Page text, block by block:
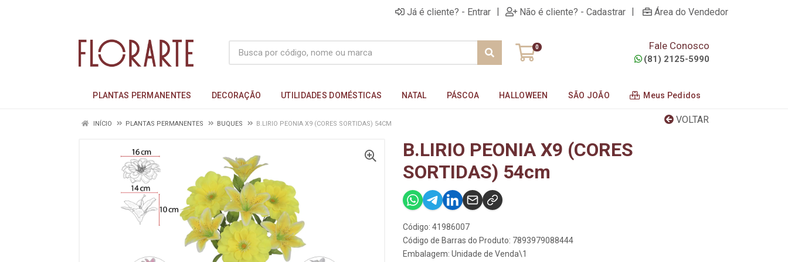
Já é cliente? - Entrar | Não é cliente? - Cadastrar | Área do Vendedor
0 Fale Conosco
(81) 2125-5990
PLANTAS PERMANENTES DECORAÇÃO UTILIDADES DOMÉSTICAS NATAL PÁSCOA HALLOWEEN SÃO JOÃO Meus Pedidos
VOLTAR
INÍCIO PLANTAS PERMANENTES BUQUES B.LIRIO PEONIA X9 (CORES SORTIDAS) 54CM
B.LIRIO PEONIA X9 (CORES
SORTIDAS) 54cm
Código: 41986007
Código de Barras do Produto: 7893979088444
Embalagem: Unidade de Venda\1